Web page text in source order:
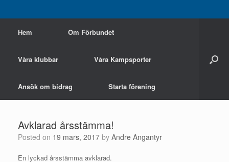
Hem Om Förbundet
Våra klubbar Våra Kampsporter
Ansök om bidrag Starta förening
Avklarad årsstämma!
Posted on 19 mars, 2017 by Andre Angantyr
En lyckad årsstämma avklarad.